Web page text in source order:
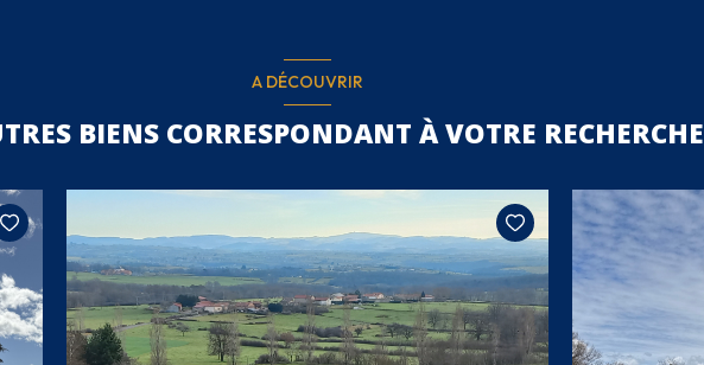
A DÉCOUVRIR
BIENS CORRESPONDANT À VOTRE RECHERCHE